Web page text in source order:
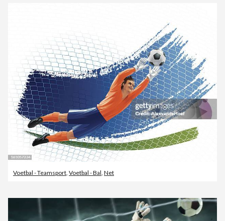
Voetbal - Teamsport, Voetbal - Bal, Net